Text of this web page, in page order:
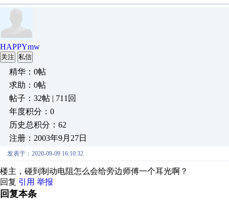
HAPPYmw
关注 私信
精华：0帖
求助：0帖
帖子：32帖 | 711回
年度积分：0
历史总积分：62
注册：2003年9月27日
发表于：2020-09-09 16:10:32
楼主，碰到制动电阻怎么会给旁边师傅一个耳光啊？
回复 引用 举报
回复本条